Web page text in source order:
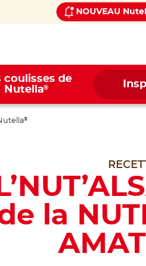
NOUVEAU
coulisses de
Nutella®
®
la